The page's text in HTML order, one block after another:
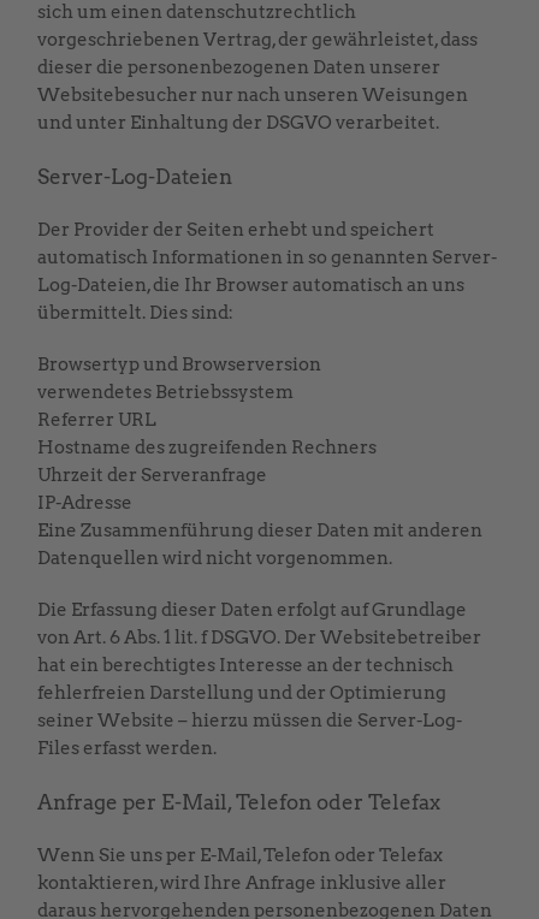
sich um einen datenschutzrechtlich
vorgeschriebenen Vertrag, der gewährleistet, dass
dieser die personenbezogenen Daten unserer
Websitebesucher nur nach unseren Weisungen
und unter Einhaltung der DSGVO verarbeitet.
Server-Log-Dateien
Der Provider der Seiten erhebt und speichert
automatisch Informationen in so genannten Server-
Log-Dateien, die Ihr Browser automatisch an uns
übermittelt. Dies sind:
Browsertyp und Browserversion
verwendetes Betriebssystem
Referrer URL
Hostname des zugreifenden Rechners
Uhrzeit der Serveranfrage
IP-Adresse
Eine Zusammenführung dieser Daten mit anderen
Datenquellen wird nicht vorgenommen.
Die Erfassung dieser Daten erfolgt auf Grundlage
von Art. 6 Abs. 1 lit. f DSGVO. Der Websitebetreiber
hat ein berechtigtes Interesse an der technisch
fehlerfreien Darstellung und der Optimierung
seiner Website – hierzu müssen die Server-Log-
Files erfasst werden.
Anfrage per E-Mail, Telefon oder Telefax
Wenn Sie uns per E-Mail, Telefon oder Telefax
kontaktieren, wird Ihre Anfrage inklusive aller
daraus hervorgehenden personenbezogenen Daten